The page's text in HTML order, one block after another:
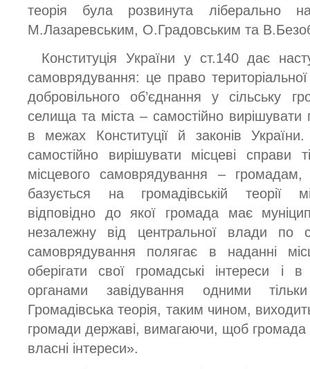
теорія була розвинута ліберально
М.Лазаревським, О.Градовським та
Конституція України у ст.140 дає
самоврядування: це право
добровільного об’єднання у сільську
селища та міста – самостійно вирішувати
в межах Конституції й законів
самостійно вирішувати місцеві справи
місцевого самоврядування –
базується на громадівській теорії
відповідно до якої громада має
незалежну від центральної влади по
самоврядування полягає в наданні
оберігати свої громадські інтереси і
органами завідування одними
Громадівська теорія, таким чином,
громади державі, вимагаючи, щоб громада
власні інтереси».